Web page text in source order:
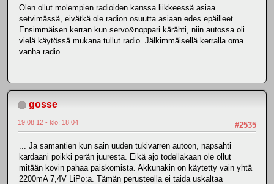
Olen ollut molempien radioiden kanssa liikkeessä asiaa
setvimässä, eivätkä ole radion osuutta asiaan edes epäilleet.
Ensimmäisen kerran kun servo&noppari kärähti, niin autossa oli
vielä käytössä mukana tullut radio. Jälkimmäisellä kerralla oma
vanha radio.
gosse
#2535
19.08.12 - klo: 18.04
... Ja samantien kun sain uuden tukivarren autoon, napsahti
kardaani poikki perän juuresta. Eikä ajo todellakaan ole ollut
mitään kovin pahaa paiskomista. Akkunakin on käytetty vain yhtä
2200mA 7,4V LiPo:a. Tämän perusteella ei taida uskaltaa